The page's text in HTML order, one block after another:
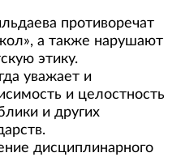
противоречат
а также нарушают
этику.
уважает и
и целостность
и других
дисциплинарного